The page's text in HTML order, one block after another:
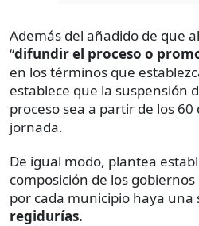
Además del añadido de que
“difundir el proceso o
en los términos que
establece que la suspensión
proceso sea a partir de los
jornada.
De igual modo, plantea
composición de los
por cada municipio haya una
regidurías.